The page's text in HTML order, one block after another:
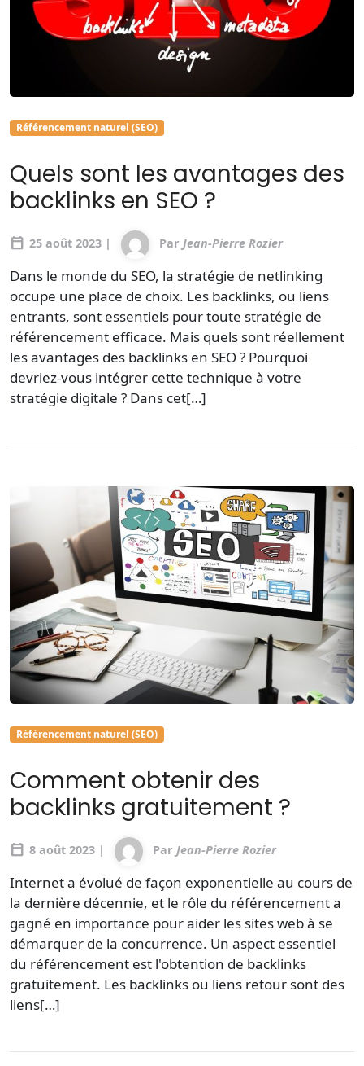
Référencement naturel (SEO)
Quels sont les avantages des
backlinks en SEO ?
calendar_today 25 août 2023 | Par Jean-Pierre Rozier
Dans le monde du SEO, la stratégie de netlinking
occupe une place de choix. Les backlinks, ou liens
entrants, sont essentiels pour toute stratégie de
référencement efficace. Mais quels sont réellement
les avantages des backlinks en SEO ? Pourquoi
devriez-vous intégrer cette technique à votre
stratégie digitale ? Dans cet[…]
Référencement naturel (SEO)
Comment obtenir des
backlinks gratuitement ?
calendar_today 8 août 2023 | Par Jean-Pierre Rozier
Internet a évolué de façon exponentielle au cours de
la dernière décennie, et le rôle du référencement a
gagné en importance pour aider les sites web à se
démarquer de la concurrence. Un aspect essentiel
du référencement est l'obtention de backlinks
gratuitement. Les backlinks ou liens retour sont des
liens[…]